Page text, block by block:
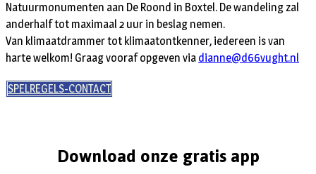
Natuurmonumenten aan De Roond in Boxtel. De wandeling zal
anderhalf tot maximaal 2 uur in beslag nemen.
Van klimaatdrammer tot klimaatontkenner, iedereen is van
harte welkom! Graag vooraf opgeven via dianne@d66vught.nl
SPELREGELS-CONTACT
Download onze gratis app